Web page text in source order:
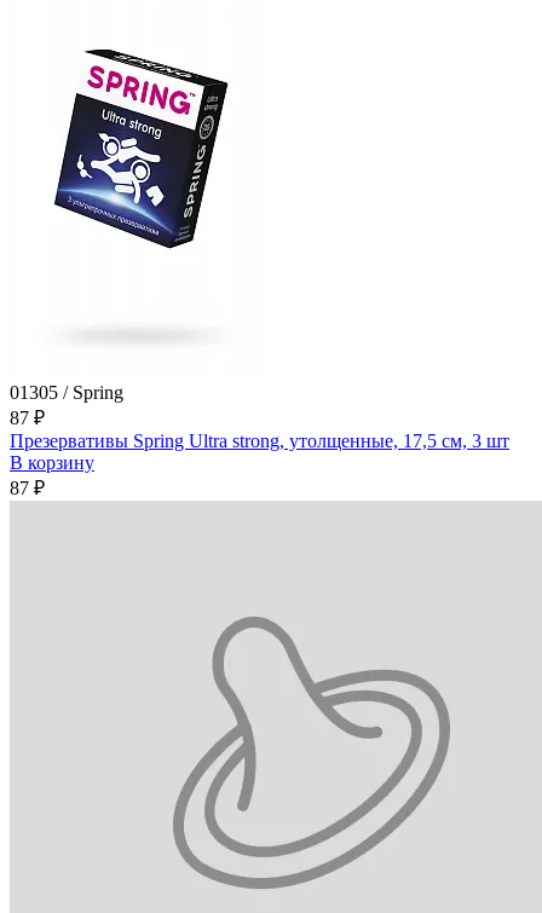
01305 / Spring
87 ₽
Презервативы Spring Ultra strong, утолщенные, 17,5 см, 3 шт
В корзину
87 ₽